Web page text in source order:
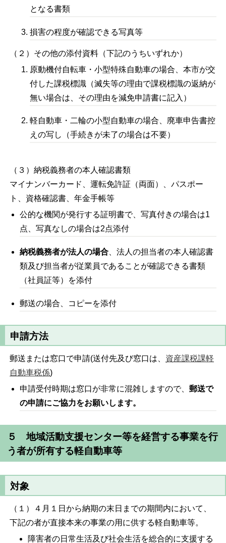
となる書類
損害の程度が確認できる写真等
（２）その他の添付資料（下記のうちいずれか）
原動機付自転車・小型特殊自動車の場合、本市が交
付した課税標識（滅失等の理由で課税標識の返納が
無い場合は、その理由を減免申請書に記入）
軽自動車・二輪の小型自動車の場合、廃車申告書控
えの写し（手続きが未了の場合は不要）
（３）納税義務者の本人確認書類
マイナンバーカード、運転免許証（両面）、パスポー
ト、資格確認書、年金手帳等
公的な機関が発行する証明書で、写真付きの場合は1
点、写真なしの場合は2点添付
納税義務者が法人の場合 、法人の担当者の本人確認書
類及び担当者が従業員であることが確認できる書類
（社員証等）を添付
郵送の場合、コピーを添付
申請方法
郵送または窓口で申請(送付先及び窓口は、 資産課税課軽
自動車税係)
申請受付時期は窓口が非常に混雑しますので、郵送で
の申請にご協力をお願いします。
５ 地域活動支援センター等を経営する事業を行
う者が所有する軽自動車等
対象
（１）４月１日から納期の末日までの期間内において、
下記の者が直接本来の事業の用に供する軽自動車等。
障害者の日常生活及び社会生活を総合的に支援する